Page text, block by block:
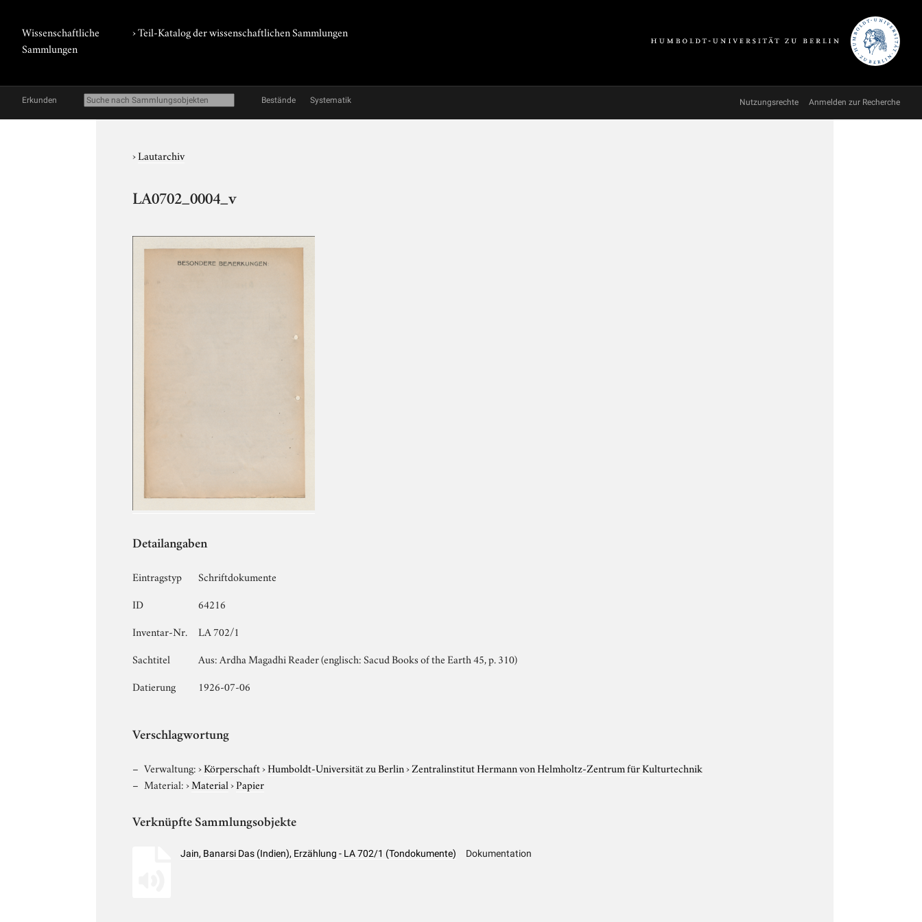
Wissenschaftliche
Sammlungen
› Teil-Katalog der wissenschaftlichen Sammlungen
Erkunden Bestände Systematik Nutzungsrechte Anmelden zur Recherche
›Lautarchiv
LA0702_0004_v
Detailangaben
Eintragstyp
Schriftdokumente
ID
64216
Inventar-Nr.
LA 702/1
Sachtitel
Aus: Ardha Magadhi Reader (englisch: Sacud Books of the Earth 45, p. 310)
Datierung
1926-07-06
Verschlagwortung
Verwaltung:›Körperschaft›Humboldt-Universität zu Berlin›Zentralinstitut Hermann von Helmholtz-Zentrum für Kulturtechnik
Material:›Material›Papier
Verknüpfte Sammlungsobjekte
Jain, Banarsi Das (Indien), Erzählung - LA 702/1 (Tondokumente) Dokumentation